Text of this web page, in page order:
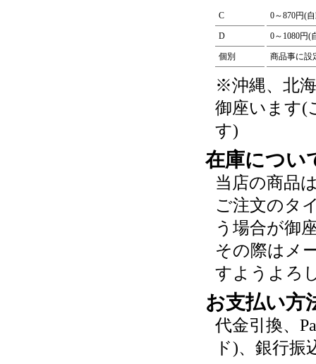
C 0～870円(
D 0～1080円(
個別 商品事に設
※沖縄、北
御座います(
す)
在庫につい
当店の商品
ご注文のタ
う場合が御
その際はメ
すようよろ
お支払い方
代金引換、
ド)、銀行振